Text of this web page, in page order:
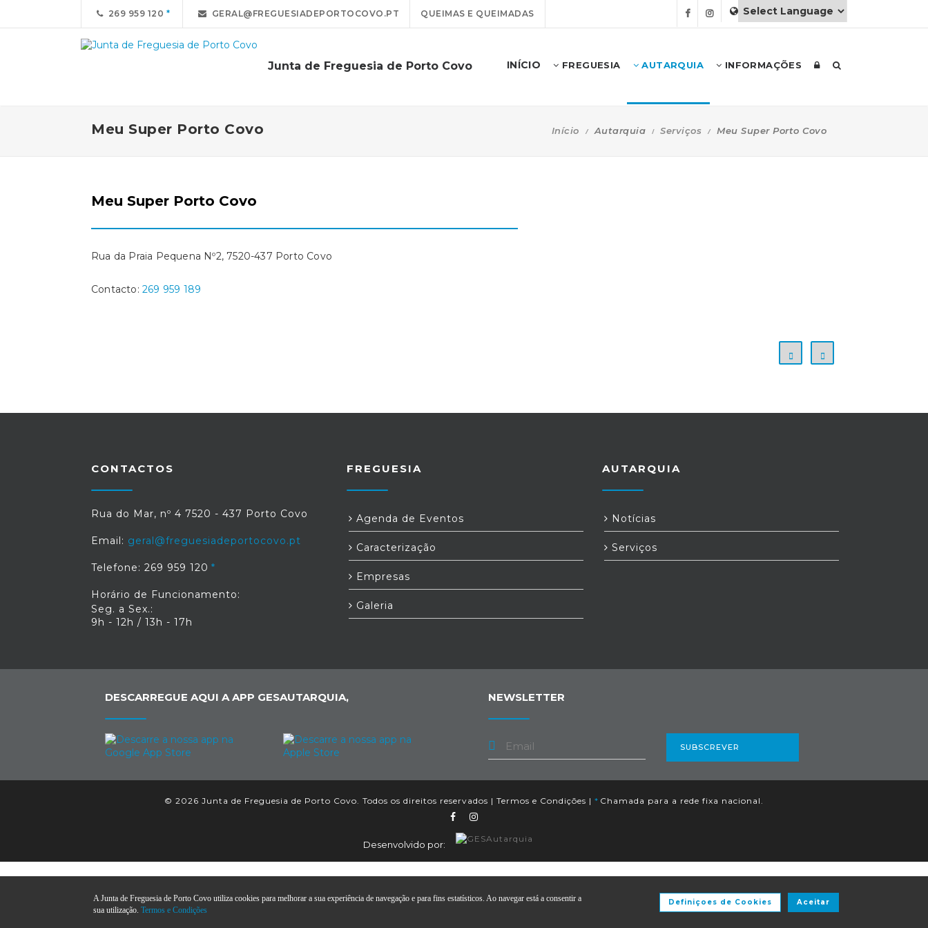
269 959 120 GERAL@FREGUESIADEPORTOCOVO.PT QUEIMAS E QUEIMADAS
Junta de Freguesia de Porto Covo INÍCIO FREGUESIA AUTARQUIA INFORMAÇÕES
Meu Super Porto Covo Início Autarquia Serviços Meu Super Porto Covo
Meu Super Porto Covo
Rua da Praia Pequena Nº2, 7520-437 Porto Covo
Contacto: 269 959 189
CONTACTOS
Rua do Mar, nº 4 7520 - 437 Porto Covo
Email: geral@freguesiadeportocovo.pt
Telefone: 269 959 120
Horário de Funcionamento:
Seg. a Sex.:
9h - 12h / 13h - 17h
FREGUESIA
Agenda de Eventos
Caracterização
Empresas
Galeria
AUTARQUIA
Notícias
Serviços
DESCARREGUE AQUI A APP GESAUTARQUIA, NEWSLETTER
SUBSCREVER
© 2026 Junta de Freguesia de Porto Covo. Todos os direitos reservados | Termos e Condições | * Chamada para a rede fixa nacional.
Desenvolvido por:
A Junta de Freguesia de Porto Covo utiliza cookies para melhorar a sua experiência de navegação e para fins estatísticos. Ao navegar está a consentir a
sua utilização. Termos e Condições
Aceitar
Definiçoes de Cookies